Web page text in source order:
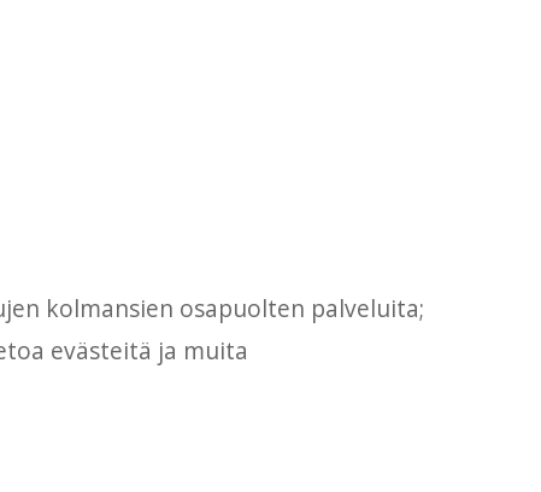
kolmansien osapuolten palveluita;
evästeitä ja muita